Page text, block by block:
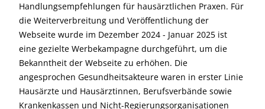
Handlungsempfehlungen für hausärztlichen Praxen. Für
die Weiterverbreitung und Veröffentlichung der
Webseite wurde im Dezember 2024 - Januar 2025 ist
eine gezielte Werbekampagne durchgeführt, um die
Bekanntheit der Webseite zu erhöhen. Die
angesprochen Gesundheitsakteure waren in erster Linie
Hausärzte und Hausärztinnen, Berufsverbände sowie
Krankenkassen und Nicht-Regierungsorganisationen